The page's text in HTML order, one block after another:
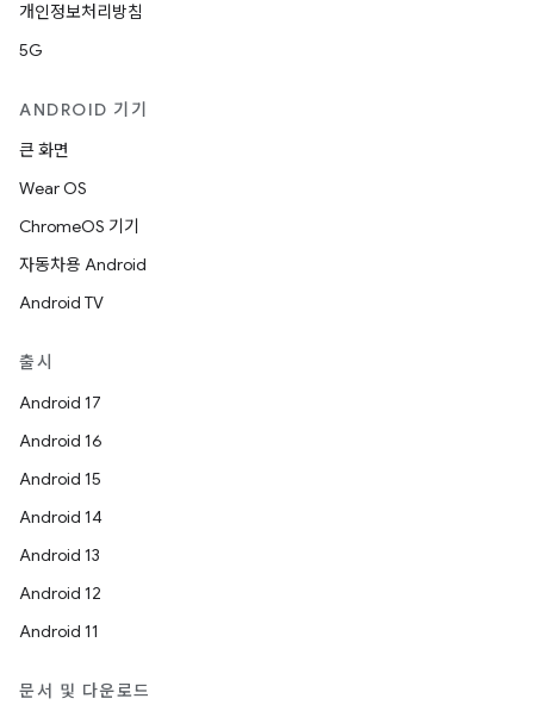
개인정보처리방침
5G
ANDROID 기기
큰 화면
Wear OS
ChromeOS 기기
자동차용 Android
Android TV
출시
Android 17
Android 16
Android 15
Android 14
Android 13
Android 12
Android 11
문서 및 다운로드